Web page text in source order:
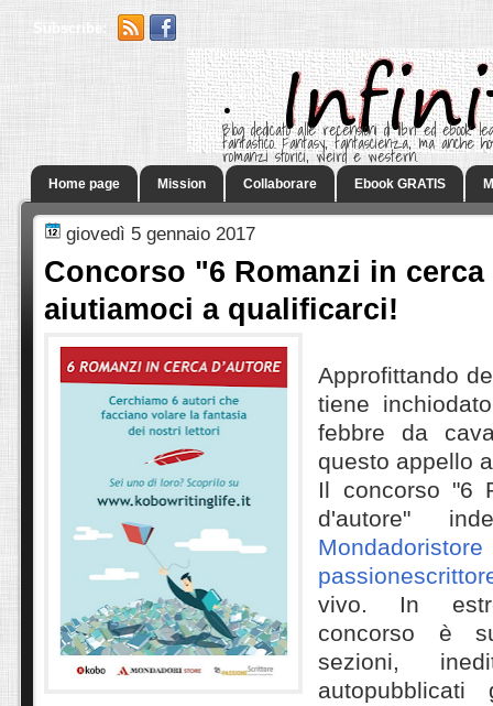
Subscribe:
.
Blog dedicato alle recensioni di libri ed ebook
fantastico. Fantasy, fantascienza, ma anche
romanzi storici, weird e western.
Home page Mission Collaborare Ebook GRATIS
giovedì 5 gennaio 2017
Concorso "6 Romanzi in
aiutiamoci a qualificarci!
Approfittando
tiene
febbre da
questo appello
Il concorso "6
d'autore"
vivo. In
concorso è
sezioni,